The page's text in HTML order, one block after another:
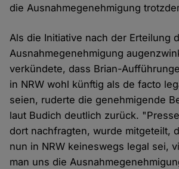
die Ausnahmegenehmigung
Als die Initiative nach der Erteilung
Ausnahmegenehmigung
verkündete, dass Brian-
in NRW wohl künftig als de facto
seien, ruderte die genehmigende
laut Budich deutlich zurück.
dort nachfragten, wurde mitgeteilt,
nun in NRW keineswegs legal sei,
man uns die